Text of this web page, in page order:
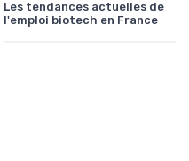
Les tendances actuelles de
l'emploi biotech en France